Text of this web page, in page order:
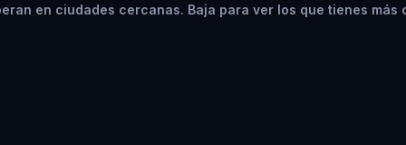
en ciudades cercanas. Baja para ver los que tienes más